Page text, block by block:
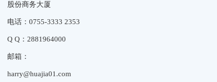
股份商务大厦
电话：0755-3333 2353
Q Q：2881964000
邮箱：
harry@huajia01.com